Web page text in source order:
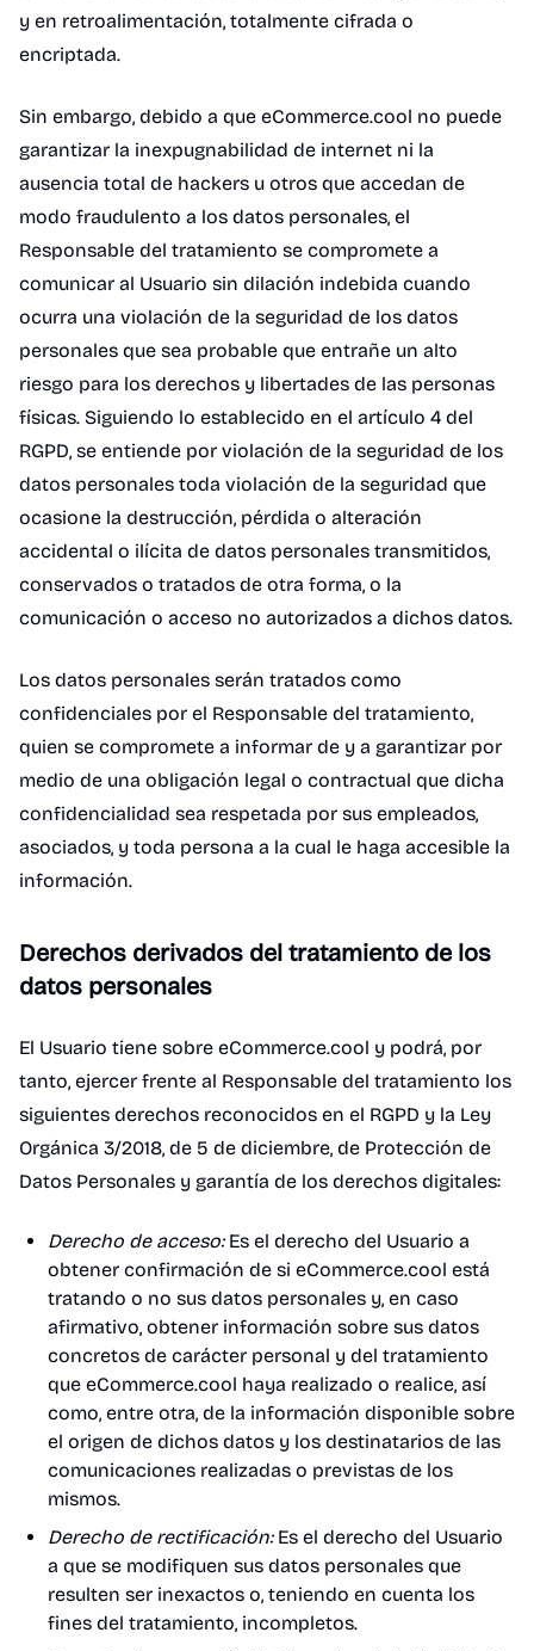
y en retroalimentación, totalmente cifrada o
encriptada.
Sin embargo, debido a que eCommerce.cool no puede
garantizar la inexpugnabilidad de internet ni la
ausencia total de hackers u otros que accedan de
modo fraudulento a los datos personales, el
Responsable del tratamiento se compromete a
comunicar al Usuario sin dilación indebida cuando
ocurra una violación de la seguridad de los datos
personales que sea probable que entrañe un alto
riesgo para los derechos y libertades de las personas
físicas. Siguiendo lo establecido en el artículo 4 del
RGPD, se entiende por violación de la seguridad de los
datos personales toda violación de la seguridad que
ocasione la destrucción, pérdida o alteración
accidental o ilícita de datos personales transmitidos,
conservados o tratados de otra forma, o la
comunicación o acceso no autorizados a dichos datos.
Los datos personales serán tratados como
confidenciales por el Responsable del tratamiento,
quien se compromete a informar de y a garantizar por
medio de una obligación legal o contractual que dicha
confidencialidad sea respetada por sus empleados,
asociados, y toda persona a la cual le haga accesible la
información.
Derechos derivados del tratamiento de los
datos personales
El Usuario tiene sobre eCommerce.cool y podrá, por
tanto, ejercer frente al Responsable del tratamiento los
siguientes derechos reconocidos en el RGPD y la Ley
Orgánica 3/2018, de 5 de diciembre, de Protección de
Datos Personales y garantía de los derechos digitales:
Derecho de acceso:Es el derecho del Usuario a
obtener confirmación de si eCommerce.cool está
tratando o no sus datos personales y, en caso
afirmativo, obtener información sobre sus datos
concretos de carácter personal y del tratamiento
que eCommerce.cool haya realizado o realice, así
como, entre otra, de la información disponible sobre
el origen de dichos datos y los destinatarios de las
comunicaciones realizadas o previstas de los
mismos.
Derecho de rectificación:Es el derecho del Usuario
a que se modifiquen sus datos personales que
resulten ser inexactos o, teniendo en cuenta los
fines del tratamiento, incompletos.